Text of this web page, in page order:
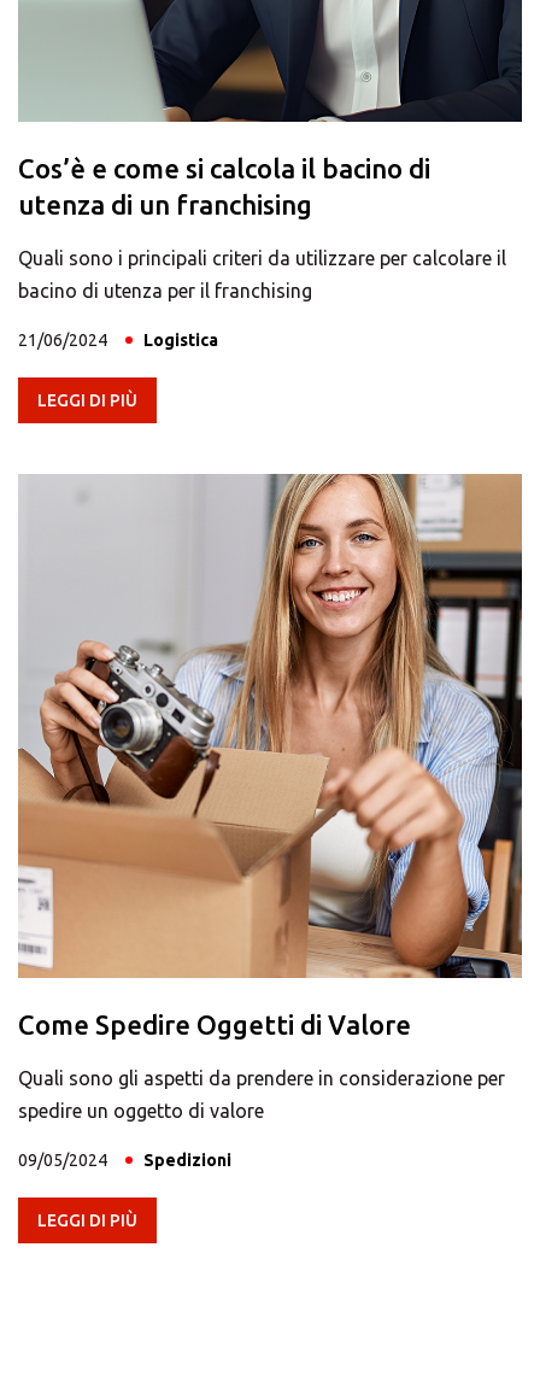
Cos’è e come si calcola il bacino di
utenza di un franchising
Quali sono i principali criteri da utilizzare per calcolare il
bacino di utenza per il franchising
21/06/2024 Logistica
LEGGI DI PIÙ
Come Spedire Oggetti di Valore
Quali sono gli aspetti da prendere in considerazione per
spedire un oggetto di valore
09/05/2024 Spedizioni
LEGGI DI PIÙ